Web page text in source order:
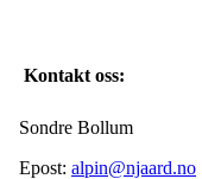
Kontakt oss:
Sondre Bollum
Epost: alpin@njaard.no